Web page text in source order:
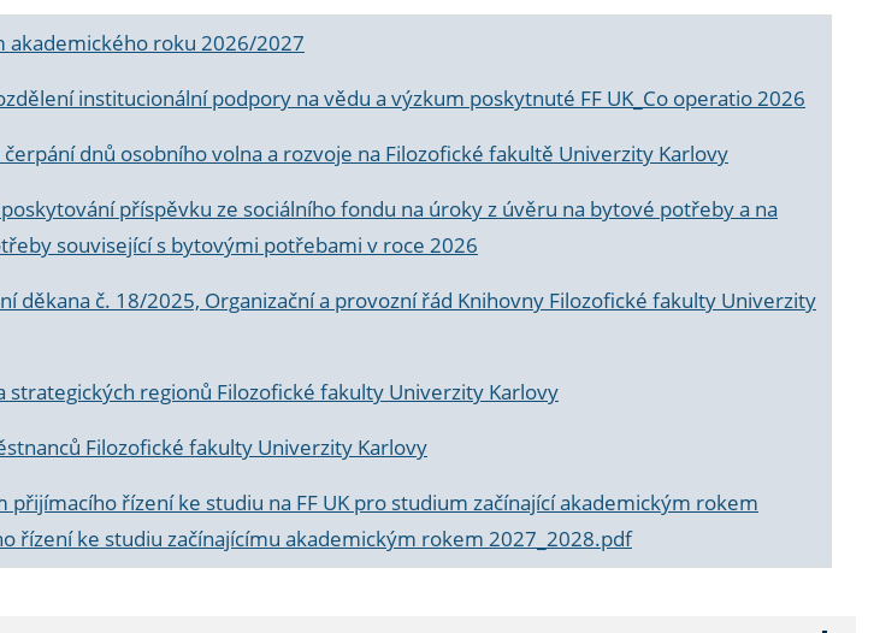
akademického roku 2026/2027
institucionální podpory na vědu a výzkum poskytnuté FF UK_Co operatio 2026
dnů osobního volna a rozvoje na Filozofické fakultě Univerzity Karlovy
příspěvku ze sociálního fondu na úroky z úvěru na bytové potřeby a na
související s bytovými potřebami v roce 2026
děkana č. 18/2025, Organizační a provozní řád Knihovny Filozofické fakulty Univerzity
strategických regionů Filozofické fakulty Univerzity Karlovy
Filozofické fakulty Univerzity Karlovy
přijímacího řízení ke studiu na FF UK pro studium začínající akademickým rokem
řízení ke studiu začínajícímu akademickým rokem 2027_2028.pdf